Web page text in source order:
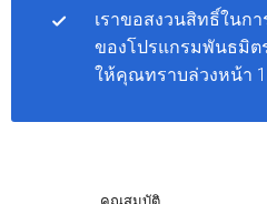
เราขอสงวนสิทธิ์ในก
ของโปรแกรมพันธมิตร
ให้คุณทราบล่วงหน้า